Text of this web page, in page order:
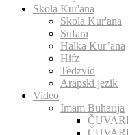
Skola Kur'ana
Skola Kur'ana
Sufara
Halka Kur’ana
Hifz
Tedzvid
Arapski jezik
Video
Imam Buharija